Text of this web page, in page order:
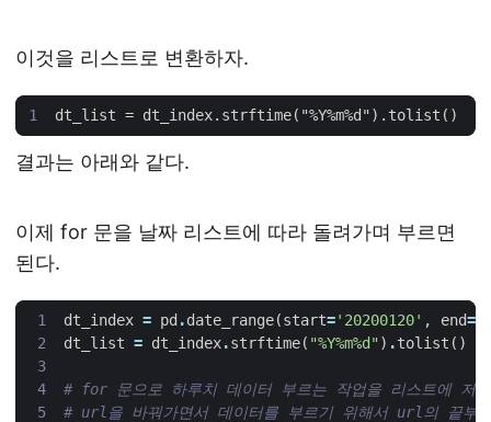
이것을 리스트로 변환하자.
결과는 아래와 같다.
이제 for 문을 날짜 리스트에 따라 돌려가며 부르면
된다.
dt_index = pd .date_range(start='20200120' , end=
dt_list = dt_index.strftime( "%Y%m%d ") .tolist ()
# for 문으로 하루치 데이터 부르는 작업을 리스트에 저
# url을 바꿔가면서 데이터를 부르기 위해서 url의 끝부